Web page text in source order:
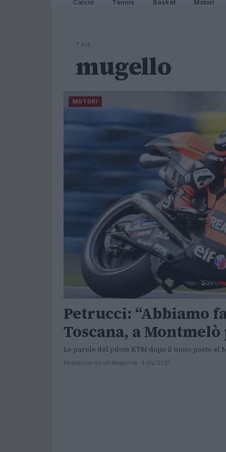
Calcio Tennis Basket Motori
TAG
mugello
MOTORI
Petrucci: “Abbiamo
Toscana, a
Le parole del pilota KTM dopo il nono posto al
Redazione Sport Magazine · 1 Giu 2021